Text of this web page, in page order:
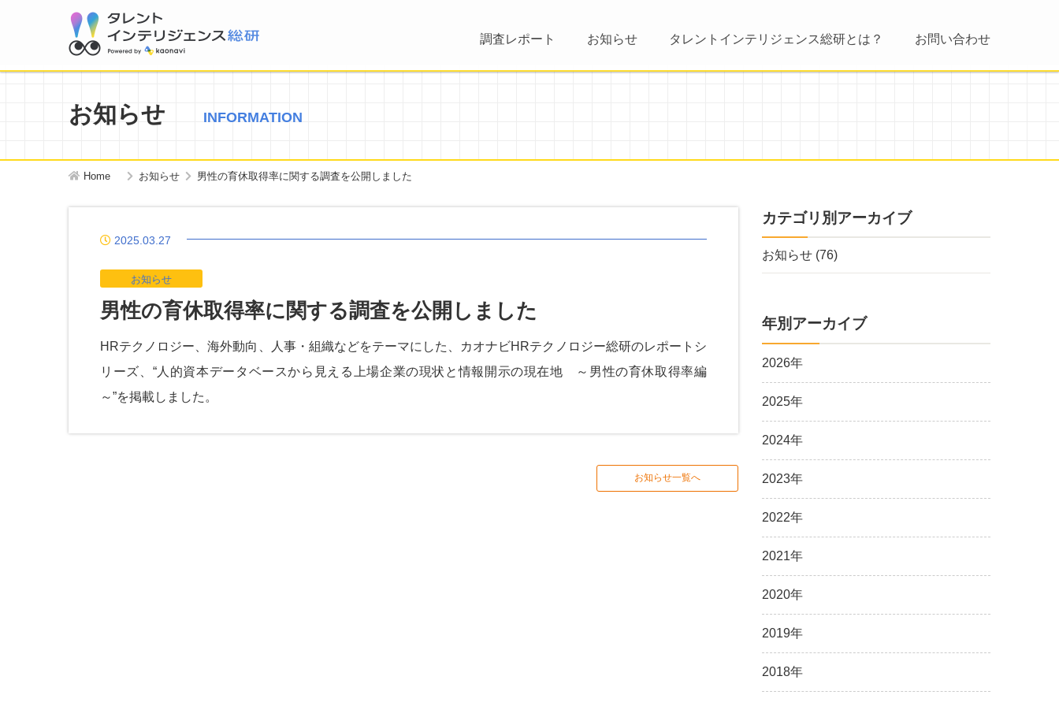
調査レポート お知らせ タレントインテリジェンス総研とは？ お問い合わせ
お知らせ INFORMATION
Home お知らせ 男性の育休取得率に関する調査を公開しました
2025.03.27
お知らせ
男性の育休取得率に関する調査を公開しました
HRテクノロジー、海外動向、人事・組織などをテーマにした、カオナビHRテクノロジー総研のレポートシ
リーズ、 “人的資本データベースから見える上場企業の現状と情報開示の現在地 ～男性の育休取得率編
～”を掲載しました。
お知らせ一覧へ
カテゴリ別アーカイブ
お知らせ (76)
年別アーカイブ
2026年
2025年
2024年
2023年
2022年
2021年
2020年
2019年
2018年